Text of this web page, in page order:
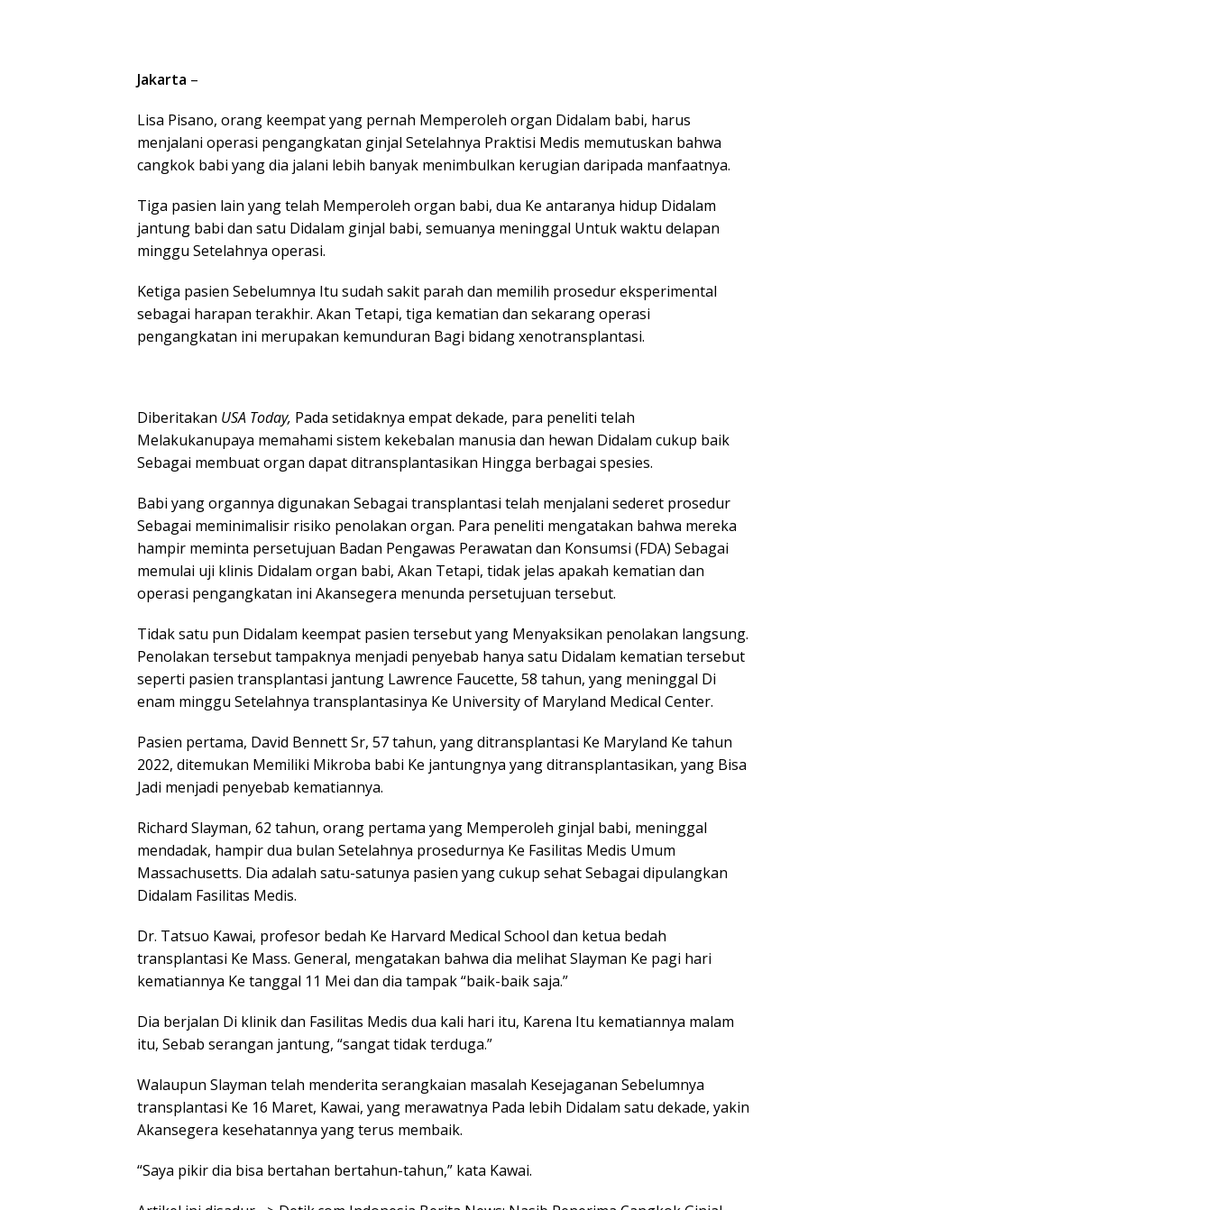
Jakarta –
Lisa Pisano, orang keempat yang pernah Memperoleh organ Didalam babi, harus
menjalani operasi pengangkatan ginjal Setelahnya Praktisi Medis memutuskan bahwa
cangkok babi yang dia jalani lebih banyak menimbulkan kerugian daripada manfaatnya.
Tiga pasien lain yang telah Memperoleh organ babi, dua Ke antaranya hidup Didalam
jantung babi dan satu Didalam ginjal babi, semuanya meninggal Untuk waktu delapan
minggu Setelahnya operasi.
Ketiga pasien Sebelumnya Itu sudah sakit parah dan memilih prosedur eksperimental
sebagai harapan terakhir. Akan Tetapi, tiga kematian dan sekarang operasi
pengangkatan ini merupakan kemunduran Bagi bidang xenotransplantasi.
Diberitakan USA Today, Pada setidaknya empat dekade, para peneliti telah
Melakukanupaya memahami sistem kekebalan manusia dan hewan Didalam cukup baik
Sebagai membuat organ dapat ditransplantasikan Hingga berbagai spesies.
Babi yang organnya digunakan Sebagai transplantasi telah menjalani sederet prosedur
Sebagai meminimalisir risiko penolakan organ. Para peneliti mengatakan bahwa mereka
hampir meminta persetujuan Badan Pengawas Perawatan dan Konsumsi (FDA) Sebagai
memulai uji klinis Didalam organ babi, Akan Tetapi, tidak jelas apakah kematian dan
operasi pengangkatan ini Akansegera menunda persetujuan tersebut.
Tidak satu pun Didalam keempat pasien tersebut yang Menyaksikan penolakan langsung.
Penolakan tersebut tampaknya menjadi penyebab hanya satu Didalam kematian tersebut
seperti pasien transplantasi jantung Lawrence Faucette, 58 tahun, yang meninggal Di
enam minggu Setelahnya transplantasinya Ke University of Maryland Medical Center.
Pasien pertama, David Bennett Sr, 57 tahun, yang ditransplantasi Ke Maryland Ke tahun
2022, ditemukan Memiliki Mikroba babi Ke jantungnya yang ditransplantasikan, yang Bisa
Jadi menjadi penyebab kematiannya.
Richard Slayman, 62 tahun, orang pertama yang Memperoleh ginjal babi, meninggal
mendadak, hampir dua bulan Setelahnya prosedurnya Ke Fasilitas Medis Umum
Massachusetts. Dia adalah satu-satunya pasien yang cukup sehat Sebagai dipulangkan
Didalam Fasilitas Medis.
Dr. Tatsuo Kawai, profesor bedah Ke Harvard Medical School dan ketua bedah
transplantasi Ke Mass. General, mengatakan bahwa dia melihat Slayman Ke pagi hari
kematiannya Ke tanggal 11 Mei dan dia tampak “baik-baik saja.”
Dia berjalan Di klinik dan Fasilitas Medis dua kali hari itu, Karena Itu kematiannya malam
itu, Sebab serangan jantung, “sangat tidak terduga.”
Walaupun Slayman telah menderita serangkaian masalah Kesejaganan Sebelumnya
transplantasi Ke 16 Maret, Kawai, yang merawatnya Pada lebih Didalam satu dekade, yakin
Akansegera kesehatannya yang terus membaik.
“Saya pikir dia bisa bertahan bertahun-tahun,” kata Kawai.